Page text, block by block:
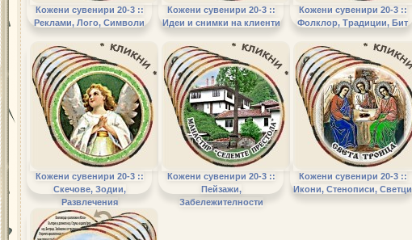
Кожени сувенири 20-3 ::
Реклами, Лого, Символи
Кожени сувенири 20-3 ::
Идеи и снимки на клиенти
Кожени сувенири 20-3 ::
Фолклор, Традиции, Бит
Кожени сувенири 20-3 ::
Скечове, Зодии,
Развлечения
Кожени сувенири 20-3 ::
Пейзажи,
Забележителности
Кожени сувенири 20-3 ::
Икони, Стенописи, Светци